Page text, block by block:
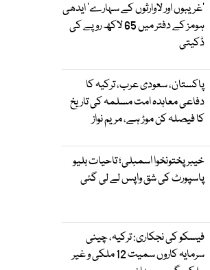
’غریبوں اور لاوارثوں کے سہارے‘ ایدھی
ہومز کے دفتر میں 65 لاکھ روپے کی
ڈکیتی
پاکستان، سعودی عرب، ترکیہ کا
دفاعی معاہدہ امت مسلمہ کی تاریخ
کا فیصلہ کن موڑ ہے، مریم نواز
خیبرپختونخوا اسمبلی؛ تاحیات بلیو
پاسپورٹ کی شق واپس لے لی گئی
فیسکو کی نجکاری: ترکیہ، چینی
سرمایہ کاروں سمیت 12 ملکی و غیر